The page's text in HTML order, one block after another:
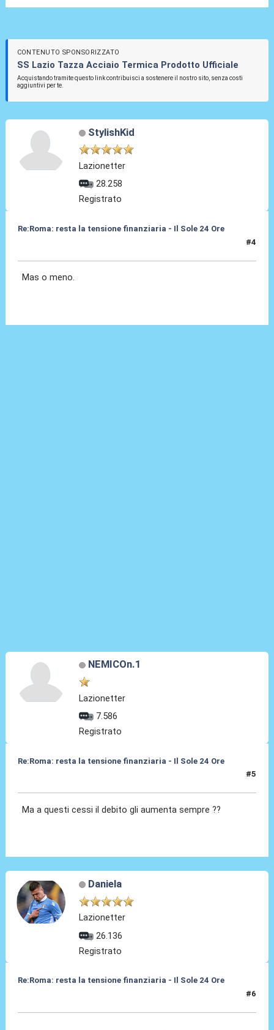
CONTENUTO SPONSORIZZATO
SS Lazio Tazza Acciaio Termica Prodotto Ufficiale
Acquistando tramite questo link contribuisci a sostenere il nostro sito, senza costi
aggiuntivi per te.
StylishKid
Lazionetter
28.258
Registrato
Re:Roma: resta la tensione finanziaria - Il Sole 24 Ore
#4
Mas o meno.
NEMICOn.1
Lazionetter
7.586
Registrato
Re:Roma: resta la tensione finanziaria - Il Sole 24 Ore
#5
Ma a questi cessi il debito gli aumenta sempre ??
Daniela
Lazionetter
26.136
Registrato
Re:Roma: resta la tensione finanziaria - Il Sole 24 Ore
#6